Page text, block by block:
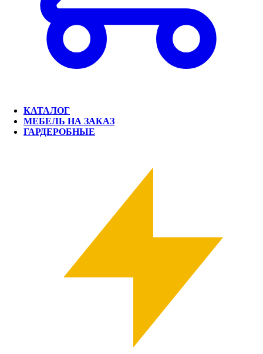
КАТАЛОГ
МЕБЕЛЬ НА ЗАКАЗ
ГАРДЕРОБНЫЕ